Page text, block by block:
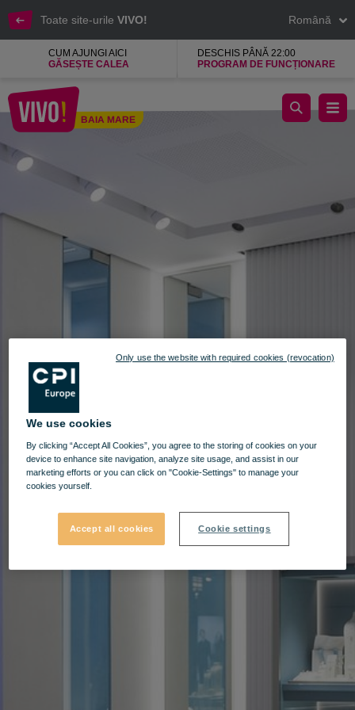
Toate site-urile VIVO! Română
CUM AJUNGI AICI
GĂSEȘTE CALEA
DESCHIS PÂNĂ 22:00
PROGRAM DE FUNCȚIONARE
Baia Mare
BAIA MARE
Bijuterii care inspiră încredere
We use cookies
By clicking “Accept All Cookies”, you agree to the storing of cookies on your
device to enhance site navigation, analyze site usage, and assist in our
marketing efforts or you can click on "Cookie-Settings" to manage your
cookies yourself.
Accept all cookies Cookie settings
Only use the website with required cookies (revocation)